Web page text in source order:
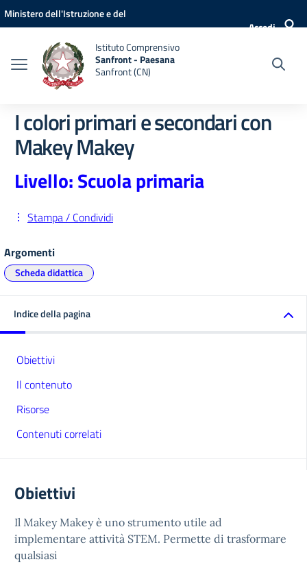
Vai ai contenuti
Vai al menu di navigazione
Vai al footer
Ministero dell'Istruzione e del
Accedi
Istituto Comprensivo
Sanfront - Paesana
Sanfront (CN)
I colori primari e secondari con
Makey Makey
Livello: Scuola primaria
Stampa / Condividi
Argomenti
Scheda didattica
Indice della pagina
Obiettivi
Il contenuto
Risorse
Contenuti correlati
Obiettivi
Il Makey Makey è uno strumento utile ad
implementare attività STEM. Permette di trasformare
qualsiasi